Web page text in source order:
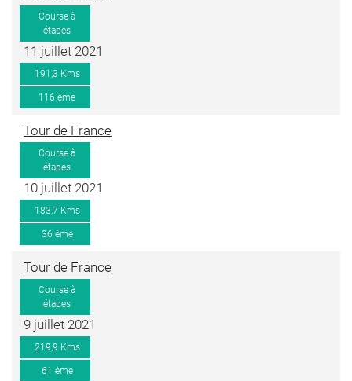
Course à
étapes
11 juillet 2021
191,3 Kms
116 ème
Tour de France
Course à
étapes
10 juillet 2021
183,7 Kms
36 ème
Tour de France
Course à
étapes
9 juillet 2021
219,9 Kms
61 ème